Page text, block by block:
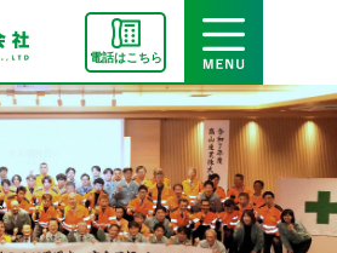
電話はこちら